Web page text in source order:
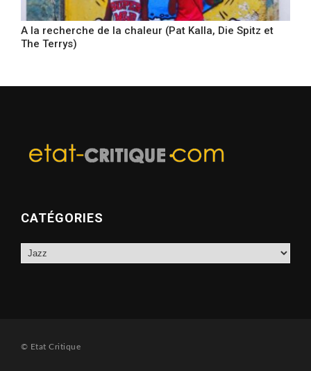
A la recherche de la chaleur (Pat Kalla, Die Spitz et
The Terrys)
CATÉGORIES
Catégories
© Etat Critique